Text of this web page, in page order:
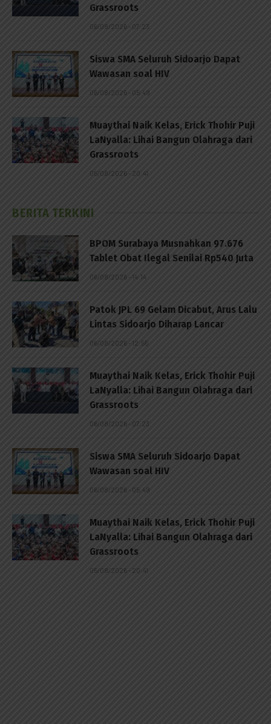
Grassroots
06/08/2026 - 07:23
Siswa SMA Seluruh Sidoarjo Dapat
Wawasan soal HIV
06/08/2026 - 05:49
Muaythai Naik Kelas, Erick Thohir Puji
LaNyalla: Lihai Bangun Olahraga dari
Grassroots
05/08/2026 - 20:41
BERITA TERKINI
BPOM Surabaya Musnahkan 97.676
Tablet Obat Ilegal Senilai Rp540 Juta
06/08/2026 - 14:14
Patok JPL 69 Gelam Dicabut, Arus Lalu
Lintas Sidoarjo Diharap Lancar
06/08/2026 - 12:55
Muaythai Naik Kelas, Erick Thohir Puji
LaNyalla: Lihai Bangun Olahraga dari
Grassroots
06/08/2026 - 07:23
Siswa SMA Seluruh Sidoarjo Dapat
Wawasan soal HIV
06/08/2026 - 05:49
Muaythai Naik Kelas, Erick Thohir Puji
LaNyalla: Lihai Bangun Olahraga dari
Grassroots
05/08/2026 - 20:41